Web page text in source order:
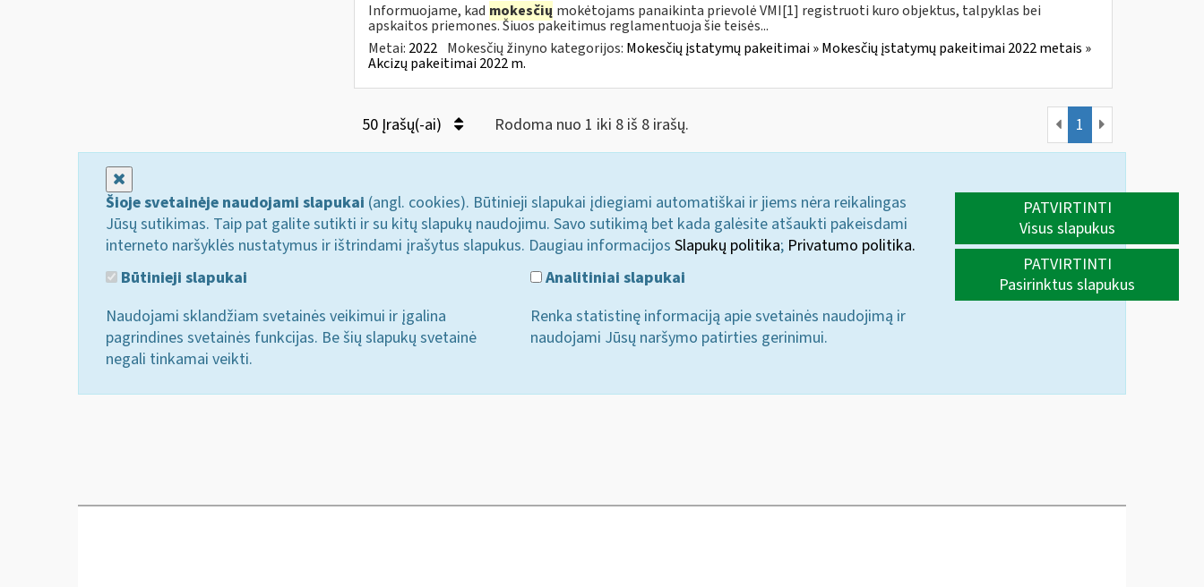
Informuojame, kad mokesčių mokėtojams panaikinta prievolė VMI[1] registruoti kuro objektus, talpyklas bei
apskaitos priemones. Šiuos pakeitimus reglamentuoja šie teisės...
Metai: 2022 Mokesčių žinyno kategorijos: Mokesčių įstatymų pakeitimai » Mokesčių įstatymų pakeitimai 2022 metais »
Akcizų pakeitimai 2022 m.
50 Įrašų(-ai) Rodoma nuo 1 iki 8 iš 8 irašų. 1
Šioje svetainėje naudojami slapukai (angl. cookies). Būtinieji slapukai įdiegiami automatiškai ir jiems nėra reikalingas
Jūsų sutikimas. Taip pat galite sutikti ir su kitų slapukų naudojimu. Savo sutikimą bet kada galėsite atšaukti pakeisdami
interneto naršyklės nustatymus ir ištrindami įrašytus slapukus. Daugiau informacijos Slapukų politika; Privatumo politika.
Būtinieji slapukai
Naudojami sklandžiam svetainės veikimui ir įgalina
pagrindines svetainės funkcijas. Be šių slapukų svetainė
negali tinkamai veikti.
Analitiniai slapukai
Renka statistinę informaciją apie svetainės naudojimą ir
naudojami Jūsų naršymo patirties gerinimui.
PATVIRTINTI
Visus slapukus
PATVIRTINTI
Pasirinktus slapukus